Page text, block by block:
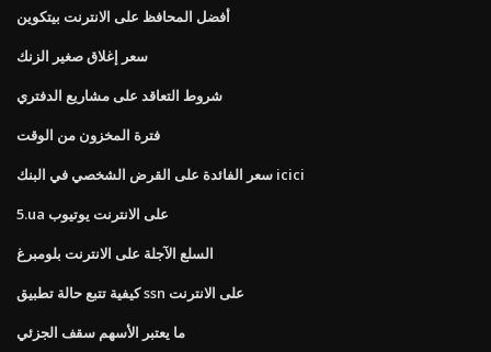
أفضل المحافظ على الانترنت بيتكوين
سعر إغلاق صغير الزنك
شروط التعاقد على مشاريع الدفتري
فترة المخزون من الوقت
سعر الفائدة على القرض الشخصي في البنك icici
5.ua على الانترنت يوتيوب
السلع الآجلة على الانترنت بلومبرغ
كيفية تتبع حالة تطبيق ssn على الانترنت
ما يعتبر الأسهم سقف الجزئي